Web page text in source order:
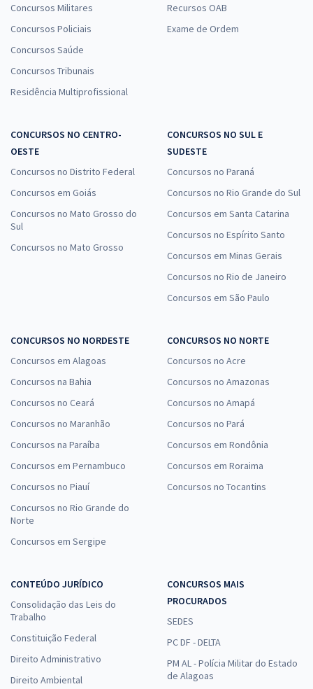
Concursos Militares
Concursos Policiais
Concursos Saúde
Concursos Tribunais
Residência Multiprofissional
Recursos OAB
Exame de Ordem
CONCURSOS NO CENTRO-
OESTE
Concursos no Distrito Federal
Concursos em Goiás
Concursos no Mato Grosso do
Sul
Concursos no Mato Grosso
CONCURSOS NO SUL E
SUDESTE
Concursos no Paraná
Concursos no Rio Grande do Sul
Concursos em Santa Catarina
Concursos no Espírito Santo
Concursos em Minas Gerais
Concursos no Rio de Janeiro
Concursos em São Paulo
CONCURSOS NO NORDESTE
Concursos em Alagoas
Concursos na Bahia
Concursos no Ceará
Concursos no Maranhão
Concursos na Paraíba
Concursos em Pernambuco
Concursos no Piauí
Concursos no Rio Grande do
Norte
Concursos em Sergipe
CONCURSOS NO NORTE
Concursos no Acre
Concursos no Amazonas
Concursos no Amapá
Concursos no Pará
Concursos em Rondônia
Concursos em Roraima
Concursos no Tocantins
CONTEÚDO JURÍDICO
Consolidação das Leis do
Trabalho
Constituição Federal
Direito Administrativo
Direito Ambiental
CONCURSOS MAIS
PROCURADOS
SEDES
PC DF - DELTA
PM AL - Polícia Militar do Estado
de Alagoas